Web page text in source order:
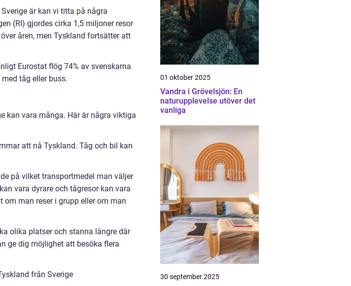
är kan vi titta på några
(RI) gjordes cirka 1,5 miljoner resor
åren, men Tyskland fortsätter att
Eurostat flög 74% av svenskarna
tåg eller buss.
kan vara många. Här är några viktiga
att nå Tyskland. Tåg och bil kan
på vilket transportmedel man väljer
vara dyrare och tågresor kan vara
man reser i grupp eller om man
olika platser och stanna längre där
ge dig möjlighet att besöka flera
från Sverige
01 oktober 2025
Vandra i Grövelsjön: En
naturupplevelse utöver det
vanliga
30 september 2025